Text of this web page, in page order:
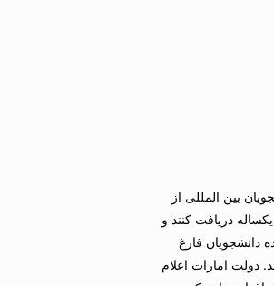
بین المللی از
ویزای یکساله دریافت کنند و
دانشجویان فارغ
نیز اقدام نمایند و ویزای اقامتی 5 ساله دریافت کنند. دولت امارات اعلام